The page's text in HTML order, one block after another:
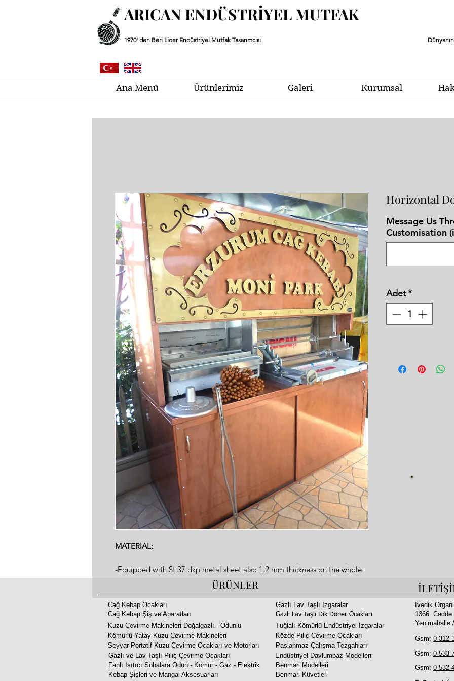
ARICAN ENDÜSTRİYEL MUTFAK
1970' den Beri Lider Endüstriyel Mutfak Tasarımcısı
Ana Menü Ürünlerimiz Galeri Kurumsal
MATERIAL:
-Equipped with St 37 dkp metal sheet also 1.2 mm thickness on the whole
-High fire resistant rockwool between all layers.
-Fire resistant special copper paint coating on whole surface.
-Message Us for doner kebab cooking capacity.
-Equipped 3 mm thick fire bricks in grill and doner kebab section.
-Doner Kebab Mechanism, Meat tray and Doner skewers made of stainless
steel!
PROPERTIES:
Horizontal
Message Us
Customisation
Adet*
ÜRÜNLER
Cağ Kebap Ocakları
Gazlı Lav Taşlı Izgaralar
Cağ Kebap Şiş ve Aparatları
Gazlı Lav Taşlı Dik Döner Ocakları
Tuğlalı Kömürlü Endüstriyel Izgaralar
Kuzu Çevirme Makineleri Doğalgazlı - Odunlu
İvedik
1366.
Yenimahalle
Kömürlü Yatay Kuzu Çevirme Makineleri
Közde Piliç Çevirme Ocakları
Seyyar Portatif Kuzu Çevirme Ocakları ve Motorları
Paslanmaz Çalışma Tezgahları
Gazlı ve Lav Taşlı Piliç Çevirme Ocakları
Endüstriyel Davlumbaz Modelleri
Fanlı Isıtıcı Sobalara Odun - Kömür - Gaz - Elektrik
Benmari Modelleri
Kebap Şişleri ve Mangal Aksesuarları
Benmari Küvetleri
Gsm: 0 533
Gsm: 0 532
Gsm: 0 312